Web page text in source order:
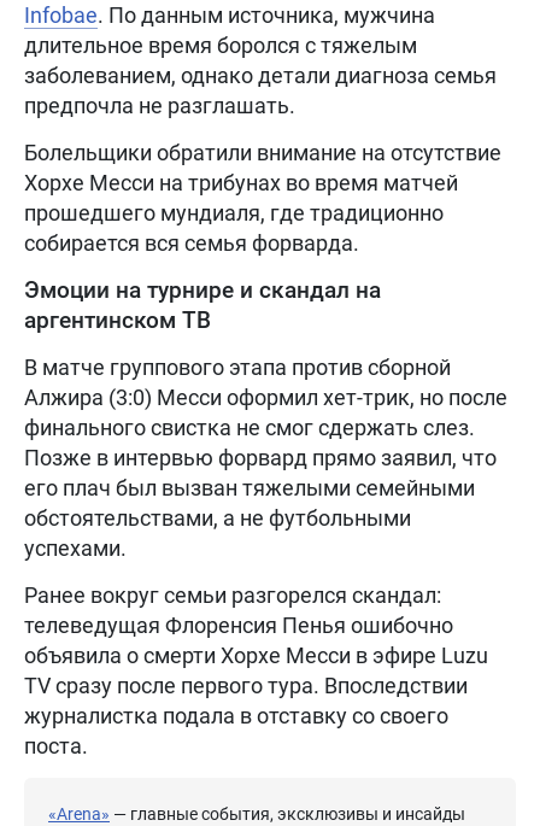
Infobae. По данным источника, мужчина
длительное время боролся с тяжелым
заболеванием, однако детали диагноза семья
предпочла не разглашать.
Болельщики обратили внимание на отсутствие
Хорхе Месси на трибунах во время матчей
прошедшего мундиаля, где традиционно
собирается вся семья форварда.
Эмоции на турнире и скандал на
аргентинском ТВ
В матче группового этапа против сборной
Алжира (3:0) Месси оформил хет-трик, но после
финального свистка не смог сдержать слез.
Позже в интервью форвард прямо заявил, что
его плач был вызван тяжелыми семейными
обстоятельствами, а не футбольными
успехами.
Ранее вокруг семьи разгорелся скандал:
телеведущая Флоренсия Пенья ошибочно
объявила о смерти Хорхе Месси в эфире Luzu
TV сразу после первого тура. Впоследствии
журналистка подала в отставку со своего
поста.
«Arena» — главные события, эксклюзивы и инсайды